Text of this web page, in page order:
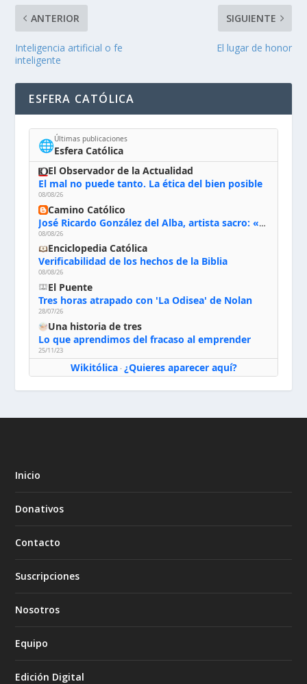
ANTERIOR
Inteligencia artificial o fe
inteligente
SIGUIENTE
El lugar de honor
ESFERA CATÓLICA
🌐Últimas publicaciones
Esfera Católica
El Observador de la Actualidad
El mal no puede tanto. La ética del bien posible
08/08/26
Camino Católico
José Ricardo González del Alba, artista sacro: «Yo oro, hablo con Dios, le pido al Espíritu Santo su inspiración y siempre pinto rezando el rosario para que sea Él quien actúe a través de mis manos»
08/08/26
Enciclopedia Católica
Verificabilidad de los hechos de la Biblia
08/08/26
El Puente
Tres horas atrapado con 'La Odisea' de Nolan
28/07/26
Una historia de tres
Lo que aprendimos del fracaso al emprender
25/11/23
Wikitólica· ¿Quieres aparecer aquí?
Inicio
Donativos
Contacto
Suscripciones
Nosotros
Equipo
Edición Digital